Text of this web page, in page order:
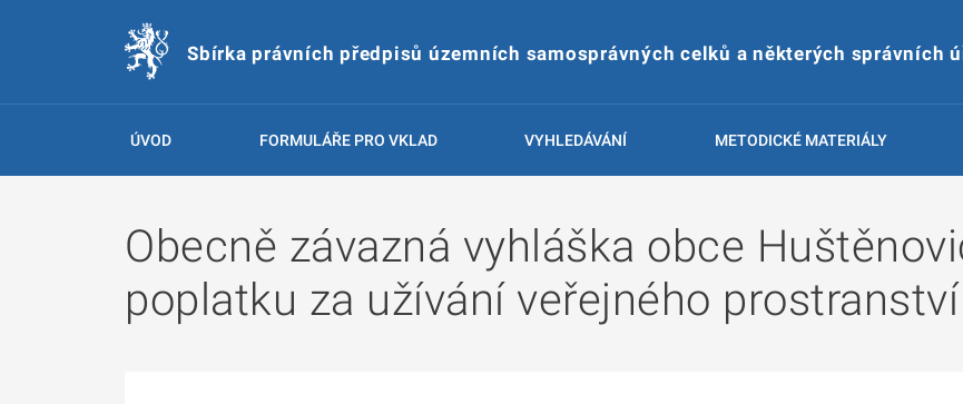
Sbírka právních předpisů územních samosprávných celků a některých správních
ÚVOD FORMULÁŘE PRO VKLAD VYHLEDÁVÁNÍ METODICKÉ MATERIÁLY
Obecně závazná vyhláška obce
poplatku za užívání veřejného prostranství